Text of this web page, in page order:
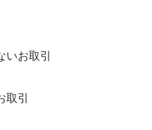
いお取引
取引